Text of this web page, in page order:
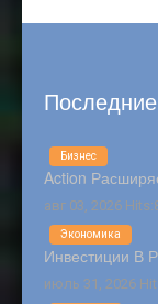
Action
авг 03, 2026
Бизнес
Инвестиции В
июль 31, 2026
Экономика